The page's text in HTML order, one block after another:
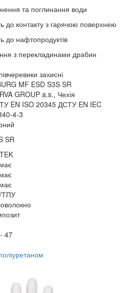
та поглинання води
до контакту з гарячою поверхнею
до нафтопродуктів
з перекладинами драбин
захисні
MF ESD S3S SR
GROUP a.s., Чехія
EN ISO 20345 ДСТУ EN IEC
4-3
SR
ТПУ
47